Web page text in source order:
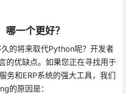
一个更好？
的将来取代Python呢？开发者
的优缺点。如果您正在寻找用于
务和ERP系统的强大工具，我们
的原因是：